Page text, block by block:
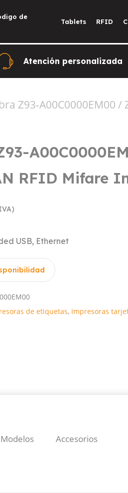
de
Tablets RFID
Atención personalizada
Z93-A00C0000EM00 /
RFID Mifare
USB, Ethernet
de etiquetas, Impresoras
Modelos Accesorios